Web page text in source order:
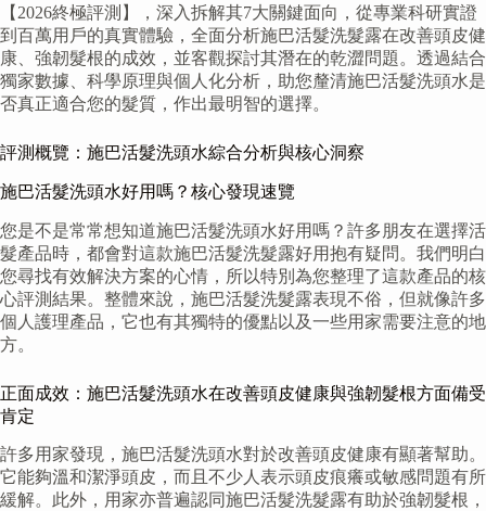
【2026終極評測】，深入拆解其7大關鍵面向，從專業科研實證
到百萬用戶的真實體驗，全面分析施巴活髮洗髮露在改善頭皮健
康、強韌髮根的成效，並客觀探討其潛在的乾澀問題。透過結合
獨家數據、科學原理與個人化分析，助您釐清施巴活髮洗頭水是
否真正適合您的髮質，作出最明智的選擇。
評測概覽：施巴活髮洗頭水綜合分析與核心洞察
施巴活髮洗頭水好用嗎？核心發現速覽
您是不是常常想知道施巴活髮洗頭水好用嗎？許多朋友在選擇活
髮產品時，都會對這款施巴活髮洗髮露好用抱有疑問。我們明白
您尋找有效解決方案的心情，所以特別為您整理了這款產品的核
心評測結果。整體來說，施巴活髮洗髮露表現不俗，但就像許多
個人護理產品，它也有其獨特的優點以及一些用家需要注意的地
方。
正面成效：施巴活髮洗頭水在改善頭皮健康與強韌髮根方面備受
肯定
許多用家發現，施巴活髮洗頭水對於改善頭皮健康有顯著幫助。
它能夠溫和潔淨頭皮，而且不少人表示頭皮痕癢或敏感問題有所
緩解。此外，用家亦普遍認同施巴活髮洗髮露有助於強韌髮根，